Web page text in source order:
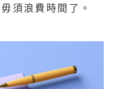
須浪費時間了。